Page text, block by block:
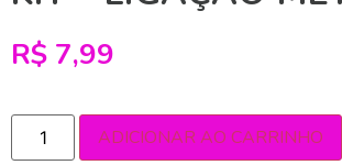
R$ 7,99
ADICIONAR AO CARRINHO